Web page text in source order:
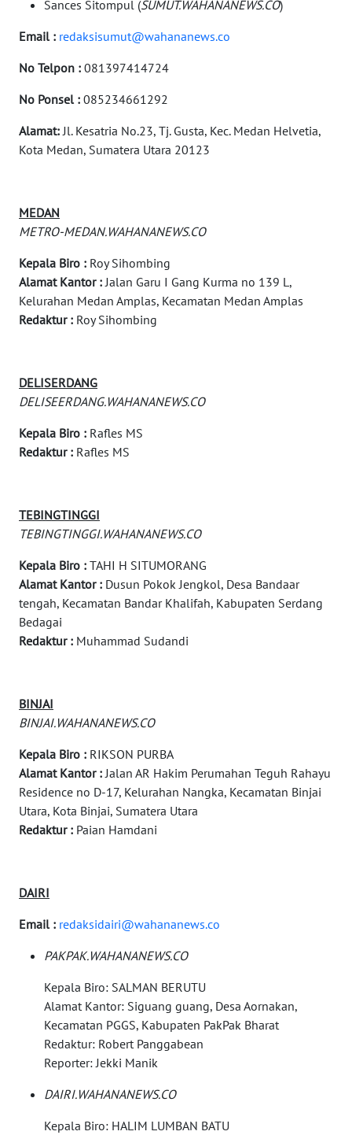
Sances Sitompul (SUMUT.WAHANANEWS.CO)
Email : redaksisumut@wahananews.co
No Telpon : 081397414724
No Ponsel : 085234661292
Alamat:Jl. Kesatria No.23, Tj. Gusta, Kec. Medan Helvetia,
Kota Medan, Sumatera Utara 20123
MEDAN
METRO-MEDAN.WAHANANEWS.CO
Kepala Biro : Roy Sihombing
Alamat Kantor :Jalan Garu I Gang Kurma no 139 L,
Kelurahan Medan Amplas, Kecamatan Medan Amplas
Redaktur : Roy Sihombing
DELISERDANG
DELISEERDANG.WAHANANEWS.CO
Kepala Biro : Rafles MS
Redaktur : Rafles MS
TEBINGTINGGI
TEBINGTINGGI.WAHANANEWS.CO
Kepala Biro : TAHI H SITUMORANG
Alamat Kantor : Dusun Pokok Jengkol, Desa Bandaar
tengah, Kecamatan Bandar Khalifah, Kabupaten Serdang
Bedagai
Redaktur : Muhammad Sudandi
BINJAI
BINJAI.WAHANANEWS.CO
Kepala Biro : RIKSON PURBA
Alamat Kantor :Jalan AR Hakim Perumahan Teguh Rahayu
Residence no D-17, Kelurahan Nangka, Kecamatan Binjai
Utara, Kota Binjai, Sumatera Utara
Redaktur : Paian Hamdani
DAIRI
Email : redaksidairi@wahananews.co
PAKPAK.WAHANANEWS.CO
Kepala Biro: SALMAN BERUTU
Alamat Kantor: Siguang guang, Desa Aornakan,
Kecamatan PGGS, Kabupaten PakPak Bharat
Redaktur: Robert Panggabean
Reporter: Jekki Manik
DAIRI.WAHANANEWS.CO
Kepala Biro: HALIM LUMBAN BATU
WN
WN
TENGAH
WN
TINGGI
WN
PAKPAK
KARAWANG
BEKASI
WN
WN
TAPANULI
UTARA
WN
LAWAS
WN
SUMEDANG
SERIBU
WN
TANGERANG
WN
BINJAI
CIREBON